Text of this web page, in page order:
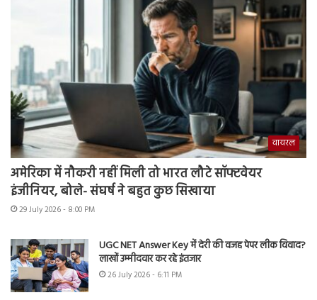
वायरल
अमेरिका में नौकरी नहीं मिली तो भारत लौटे सॉफ्टवेयर
इंजीनियर, बोले- संघर्ष ने बहुत कुछ सिखाया
29 July 2026 - 8:00 PM
UGC NET Answer Key में देरी की वजह पेपर लीक विवाद?
लाखों उम्मीदवार कर रहे इंतजार
26 July 2026 - 6:11 PM